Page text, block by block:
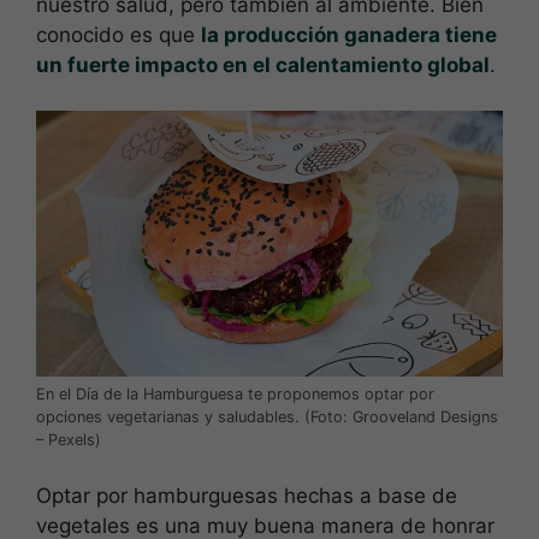
conocido es que la producción ganadera tiene
un fuerte impacto en el calentamiento global.
En el Día de la Hamburguesa te proponemos optar por
opciones vegetarianas y saludables. (Foto: Grooveland Designs
– Pexels)
Optar por hamburguesas hechas a base de
vegetales es una muy buena manera de honrar